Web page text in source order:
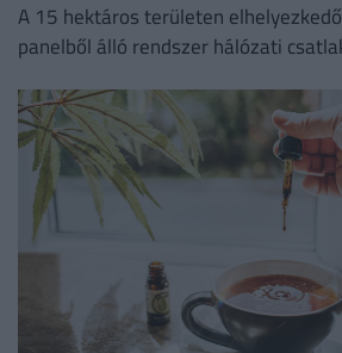
A 15 hektáros területen
panelből álló rendszer hálózati